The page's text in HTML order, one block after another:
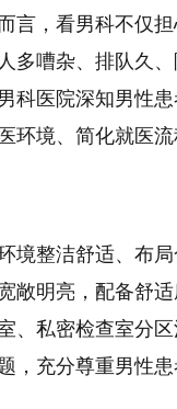
言，看男科不仅
多嘈杂、排队久
科医院深知男性
环境、简化就医
境整洁舒适、布
敞明亮，配备舒
、私密检查室分
，充分尊重男性